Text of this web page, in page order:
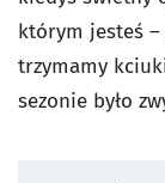
którym jesteś
trzymamy
sezonie było